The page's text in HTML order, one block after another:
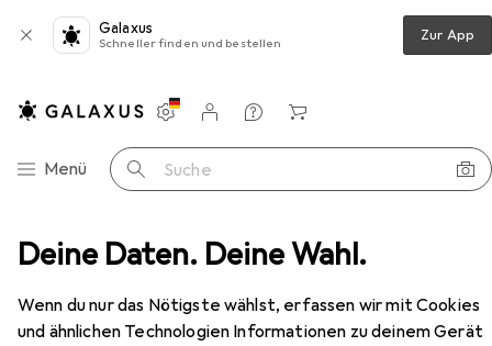
Deine Daten. Deine Wahl.
Wenn du nur das Nötigste wählst, erfassen wir mit Cookies
und ähnlichen Technologien Informationen zu deinem Gerät
Galaxus
Schneller finden und bestellen Zur App
Navigation nach Kategorien
Menü Suche
Einstellungen
Kundenkonto
Vergleichslisten
Merklisten
Warenkorb
MiniTrix 16017 N Dampflok BR 001 der DB, MHI
MiniTrix16017 N Dampflok BR 001 der
DB, MHI